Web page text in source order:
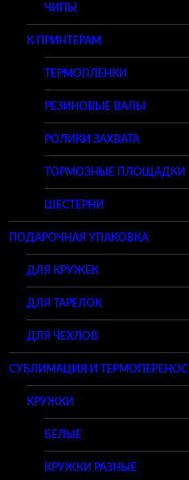
ЧИПЫ
К ПРИНТЕРАМ
ТЕРМОПЛЕНКИ
РЕЗИНОВЫЕ ВАЛЫ
РОЛИКИ ЗАХВАТА
ТОРМОЗНЫЕ ПЛОЩАДКИ
ШЕСТЕРНИ
ПОДАРОЧНАЯ УПАКОВКА
ДЛЯ КРУЖЕК
ДЛЯ ТАРЕЛОК
ДЛЯ ЧЕХЛОВ
СУБЛИМАЦИЯ И ТЕРМОПЕРЕНОС
КРУЖКИ
БЕЛЫЕ
КРУЖКИ РАЗНЫЕ